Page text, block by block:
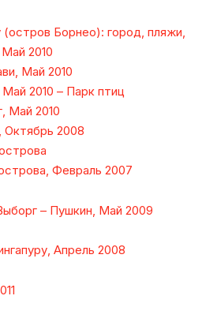
(остров Борнео): город, пляжи,
2010
Май 2010
2010 – Парк птиц
Май 2010
Октябрь 2008
Февраль 2007
– Пушкин, Май 2009
Апрель 2008